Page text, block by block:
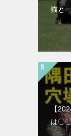
猫と
【
は〇